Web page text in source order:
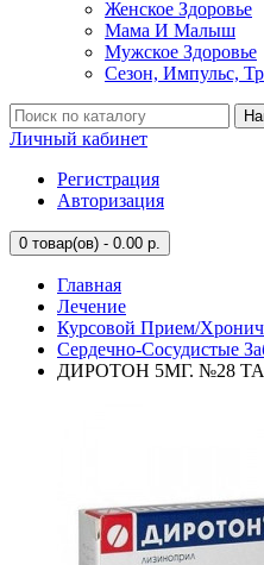
Женское Здоровье
Мама И Малыш
Мужское Здоровье
Сезон, Импульс,
Личный кабинет
Регистрация
Авторизация
0 товар(ов) - 0.00 р.
Главная
Лечение
Курсовой Прием/
Сердечно-Сосудистые
ДИРОТОН 5МГ. №28